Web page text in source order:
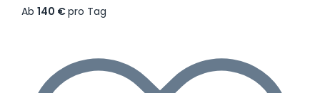
Ab 140 €pro Tag